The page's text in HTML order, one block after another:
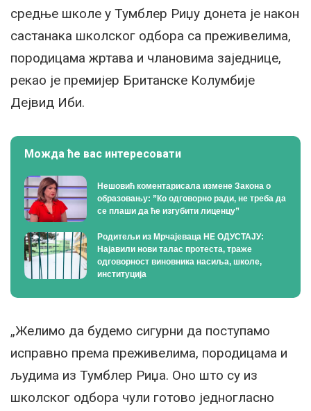
средње школе у Тумблер Риџу донета је након
састанака школског одбора са преживелима,
породицама жртава и члановима заједнице,
рекао је премијер Британске Колумбије
Дејвид Иби.
Можда ће вас интересовати
Нешовић коментарисала измене Закона о
образовању: ”Ко одговорно ради, не треба да
се плаши да ће изгубити лиценцу”
Родитељи из Мрчајеваца НЕ ОДУСТАЈУ:
Најавили нови талас протеста, траже
одговорност виновника насиља, школе,
институција
„Желимо да будемо сигурни да поступамо
исправно према преживелима, породицама и
људима из Тумблер Риџа. Оно што су из
школског одбора чули готово једногласно